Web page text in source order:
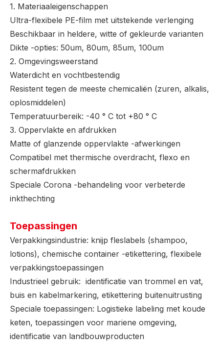
1. Materiaaleigenschappen
Ultra-flexibele PE-film met uitstekende verlenging
Beschikbaar in heldere, witte of gekleurde varianten
Dikte -opties: 50um, 80um, 85um, 100um
2. Omgevingsweerstand
Waterdicht en vochtbestendig
Resistent tegen de meeste chemicaliën (zuren, alkalis,
oplosmiddelen)
Temperatuurbereik: -40 ° C tot +80 ° C
3. Oppervlakte en afdrukken
Matte of glanzende oppervlakte -afwerkingen
Compatibel met thermische overdracht, flexo en
schermafdrukken
Speciale Corona -behandeling voor verbeterde
inkthechting
Toepassingen
Verpakkingsindustrie: knijp fleslabels (shampoo,
lotions), chemische container -etikettering, flexibele
verpakkingstoepassingen
Industrieel gebruik: identificatie van trommel en vat,
buis en kabelmarkering, etikettering buitenuitrusting
Speciale toepassingen: Logistieke labeling met koude
keten, toepassingen voor mariene omgeving,
identificatie van landbouwproducten